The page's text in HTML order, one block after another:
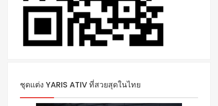
ชุดแต่ง YARIS ATIV ที่สวยสุดในไทย